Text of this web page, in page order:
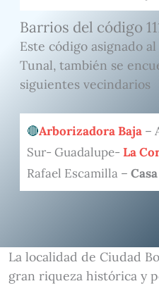
Barrios del código
Este código asignado al
Tunal, también se
siguientes vecindarios
Arborizadora Baja–
Sur- Guadalupe- La
Rafael Escamilla –
La localidad de Ciudad
gran riqueza histórica y